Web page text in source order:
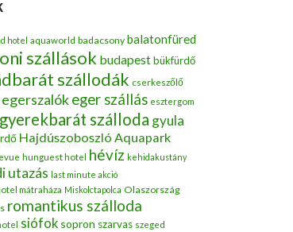
hotel aquaworld badacsony balatonfüred
szállások budapestbükfürdő
szállodák cserkeszőlő
egerszalókeger szállás esztergom
gyerekbarát szálloda gyula
Hajdúszoboszló Aquapark
hunguest hotel hévíz kehidakustány
utazás last minute akció
mátraháza Miskolctapolca Olaszország
romantikus szálloda
siófok sopron szarvas szeged